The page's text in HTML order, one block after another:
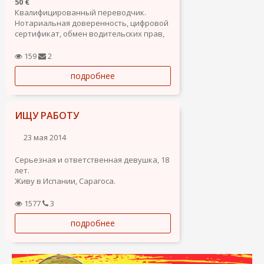
Квалифицированный переводчик.
Нотариальная доверенность, цифровой
сертификат, обмен водительских прав,
т.д.159 2
подробнее
ИЩУ РАБОТУ
23 мая 2014
Серьезная и ответственная девушка, 18
лет.
Живу в Испании, Сарагоса.
английский.
Учусь на графикa Изобразительного
искусствa и администратора.
Быстро адаптируюсь к работе и без
проблем.
1577 3
подробнее